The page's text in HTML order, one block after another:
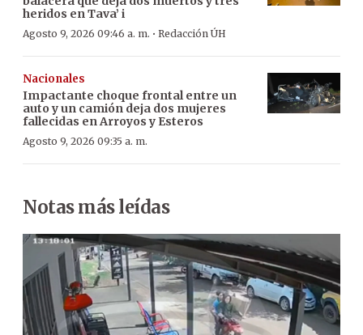
heridos en Tava’ i
Agosto 9, 2026 09:46 a. m. · Redacción ÚH
Nacionales
Impactante choque frontal entre un
auto y un camión deja dos mujeres
fallecidas en Arroyos y Esteros
Agosto 9, 2026 09:35 a. m.
Notas más leídas